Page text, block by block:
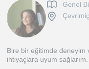
Genel
Bire bir eğitimde deneyim
ihtiyaçlara uyum